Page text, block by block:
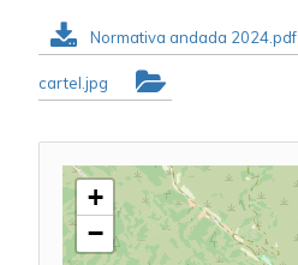
Normativa andada 2024.pdf
cartel.jpg
+
−